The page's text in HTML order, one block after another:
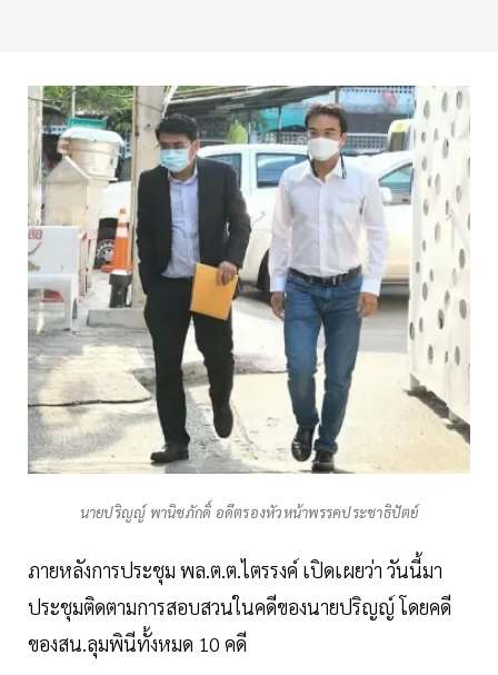
นายปริญญ์ พานิชภักดิ์ อดีตรองหัวหน้าพรรคประชาธิปัตย์
ภายหลังการประชุม พล.ต.ต.ไตรรงค์ เปิดเผยว่า วันนี้มา
ประชุมติดตามการสอบสวนในคดีของนายปริญญ์ โดยคดี
ของสน.ลุมพินีทั้งหมด 10 คดี